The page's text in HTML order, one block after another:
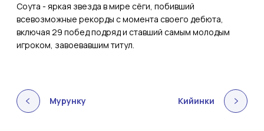
Соута - яркая звезда в мире сёги, побивший
всевозможные рекорды с момента своего дебюта,
включая 29 побед подряд и ставший самым молодым
игроком, завоевавшим титул.
Мурунку Кийинки